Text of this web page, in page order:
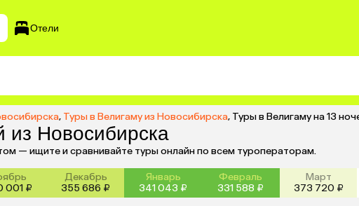
Отели
, Туры в Велигаму из Новосибирска, Туры в Велигаму на 13
из Новосибирска
— ищите и сравнивайте туры онлайн по всем туроператорам.
001 ₽
Декабрь
355 686 ₽
Январь
341 043 ₽
Февраль
331 588 ₽
Март
373 720 ₽